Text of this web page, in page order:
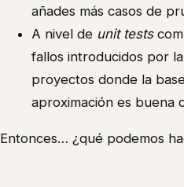
añades más casos de
A nivel de unit tests
fallos introducidos por
proyectos donde la
aproximación es buena
Entonces… ¿qué podemos